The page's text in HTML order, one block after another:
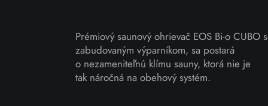
Prémiový saunový ohrievač EOS Bi-o CUBO
zabudovaným výparníkom, sa postará
o nezameniteľnú klímu sauny, ktorá nie je
tak náročná na obehový systém.